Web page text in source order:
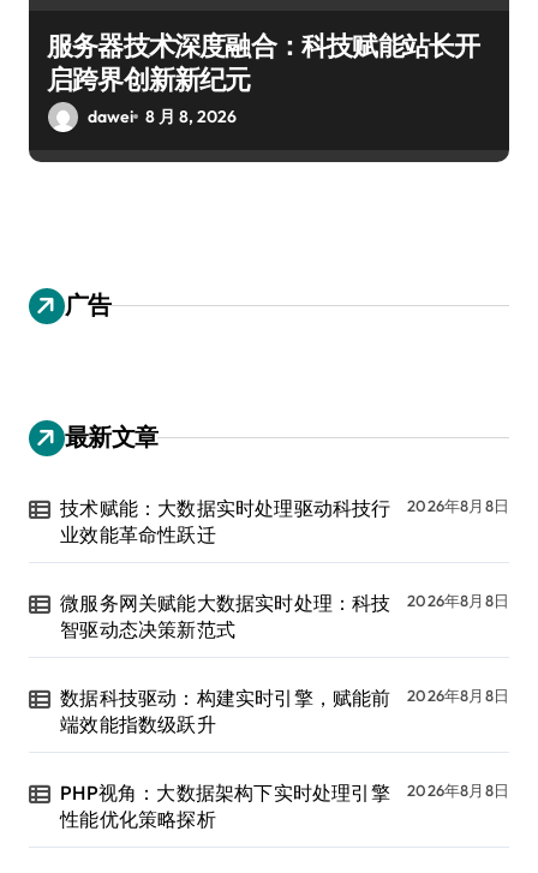
服务器技术深度融合：科技赋能站长开
启跨界创新新纪元
dawei 8 月 8, 2026
广告
最新文章
技术赋能：大数据实时处理驱动科技行
业效能革命性跃迁
2026年8月8日
微服务网关赋能大数据实时处理：科技
智驱动态决策新范式
2026年8月8日
数据科技驱动：构建实时引擎，赋能前
端效能指数级跃升
2026年8月8日
PHP视角：大数据架构下实时处理引擎
性能优化策略探析
2026年8月8日